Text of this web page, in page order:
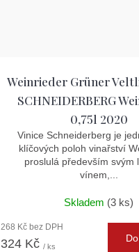
Weinrieder Grüner
SCHNEIDERBERG
0,75l 2020
Vinice Schneiderberg je
klíčových poloh vinařství
proslulá především svým
vínem,...
Skladem (3 ks)
268 Kč bez DPH
324 Kč/ ks